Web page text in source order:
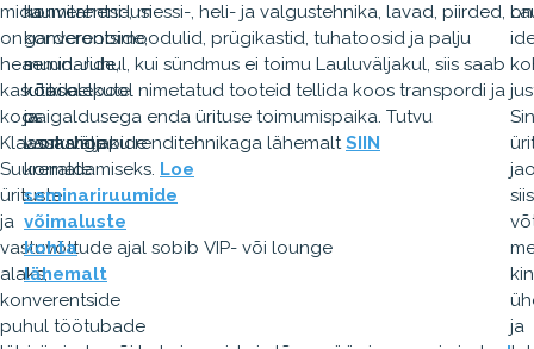
mida
on
hea
kasutada
koos
Klaassaaliga.
Suuremate
ürituste
ja
vastuvõttude ajal sobib VIP- või lounge
alaks,
konverentside
puhul töötubade
ruumilahendusi
konverentside,
seminaride,
koosolekute
ja
workshoppide
korraldamiseks. Loe
seminariruumide
võimaluste
kohta
lähemalt
konverentsi-, messi-, heli- ja valgustehnika, lavad, piirded,
garderoobimoodulid, prügikastid, tuhatoosid ja palju
muud. Juhul, kui sündmus ei toimu Lauluväljakul, siis saab
kõiki eelpool nimetatud tooteid tellida koos transpordi ja
paigaldusega enda ürituse toimumispaika. Tutvu
Lauluväljaku renditehnikaga lähemaltSIIN
on
siis
ja